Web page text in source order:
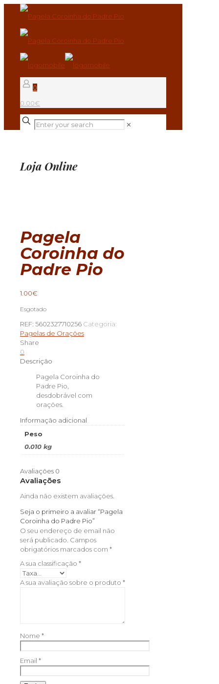
0
0.00€
✕
Loja Online
Pagela
Coroinha do
Padre Pio
1.00€
Esgotado
REF: 5602327710256 Categoria:
Pagelas de Orações
Share
0
Descrição
Pagela Coroinha do
Padre Pio,
desdobrável com
orações.
Informação adicional
Peso
0.010 kg
Avaliações 0
Avaliações
Ainda não existem avaliações.
Seja o primeiro a avaliar “Pagela
Coroinha do Padre Pio”
O seu endereço de email não
será publicado. Campos
obrigatórios marcados com *
A sua classificação *
A sua avaliação sobre o produto *
Nome *
Email *